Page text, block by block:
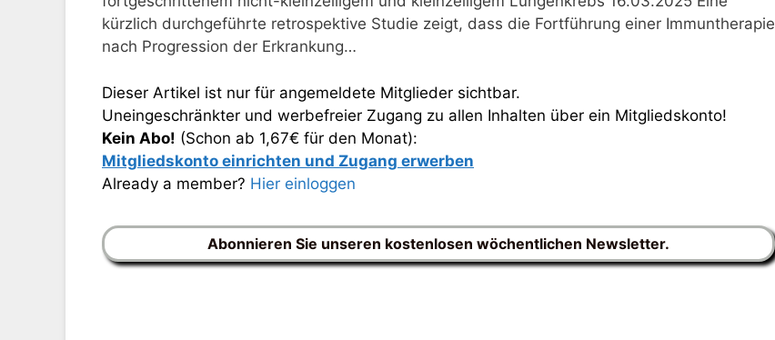
kürzlich durchgeführte retrospektive Studie zeigt, dass die Fortführung einer Immuntherapie
nach Progression der Erkrankung…
Dieser Artikel ist nur für angemeldete Mitglieder sichtbar.
Uneingeschränkter und werbefreier Zugang zu allen Inhalten über ein Mitgliedskonto!
Kein Abo! (Schon ab 1,67€ für den Monat):
Mitgliedskonto einrichten und Zugang erwerben
Already a member? Hier einloggen
Abonnieren Sie unseren kostenlosen wöchentlichen Newsletter.